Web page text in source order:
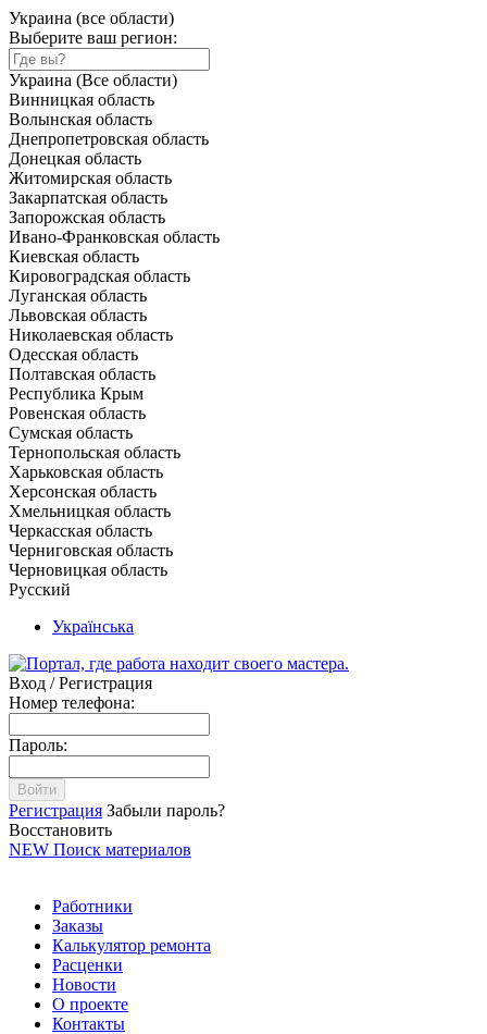
Украина (все области)
Выберите ваш регион:
Украина (Все области)
Винницкая область
Волынская область
Днепропетровская область
Донецкая область
Житомирская область
Закарпатская область
Запорожская область
Ивано-Франковская область
Киевская область
Кировоградская область
Луганская область
Львовская область
Николаевская область
Одесская область
Полтавская область
Республика Крым
Ровенская область
Сумская область
Тернопольская область
Харьковская область
Херсонская область
Хмельницкая область
Черкасская область
Черниговская область
Черновицкая область
Русский
Українська
Вход / Регистрация
Номер телефона:
Пароль:
Войти
Регистрация Забыли пароль?
Восстановить
NEW Поиск материалов
Работники
Заказы
Калькулятор ремонта
Расценки
Новости
О проекте
Контакты